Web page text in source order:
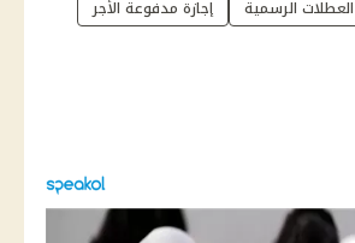
العطلات الرسمية
إجازة مدفوعة الأجر